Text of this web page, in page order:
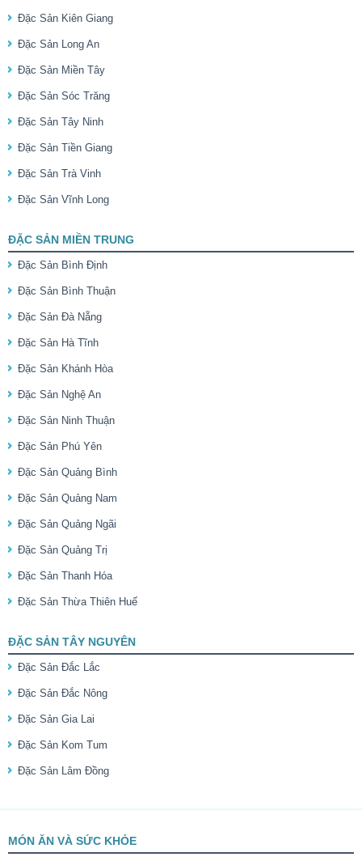
Đặc Sản Kiên Giang
Đặc Sản Long An
Đặc Sản Miền Tây
Đặc Sản Sóc Trăng
Đặc Sản Tây Ninh
Đặc Sản Tiền Giang
Đặc Sản Trà Vinh
Đặc Sản Vĩnh Long
ĐẶC SẢN MIỀN TRUNG
Đặc Sản Bình Định
Đặc Sản Bình Thuận
Đặc Sản Đà Nẵng
Đặc Sản Hà Tĩnh
Đặc Sản Khánh Hòa
Đặc Sản Nghệ An
Đặc Sản Ninh Thuận
Đặc Sản Phú Yên
Đặc Sản Quảng Bình
Đặc Sản Quảng Nam
Đặc Sản Quảng Ngãi
Đặc Sản Quảng Trị
Đặc Sản Thanh Hóa
Đặc Sản Thừa Thiên Huế
ĐẶC SẢN TÂY NGUYÊN
Đặc Sản Đắc Lắc
Đặc Sản Đắc Nông
Đặc Sản Gia Lai
Đặc Sản Kom Tum
Đặc Sản Lâm Đồng
MÓN ĂN VÀ SỨC KHỎE